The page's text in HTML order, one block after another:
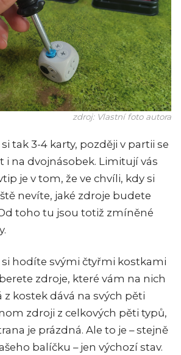
zdroj: Vlastní foto autora
tak 3-4 karty, později v partii se
i na dvojnásobek. Limitují vás
je v tom, že ve chvíli, kdy si
nevíte, jaké zdroje budete
toho tu jsou totiž zmíněné
si hodíte svými čtyřmi kostkami
zdroje, které vám na nich
z kostek dává na svých pěti
zdroji z celkových pěti typů,
je prázdná. Ale to je – stejně
balíčku – jen výchozí stav.